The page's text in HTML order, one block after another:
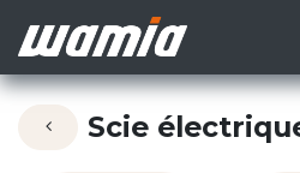
Scie